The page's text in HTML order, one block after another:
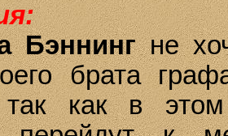
Бэннингне
брата
так как в